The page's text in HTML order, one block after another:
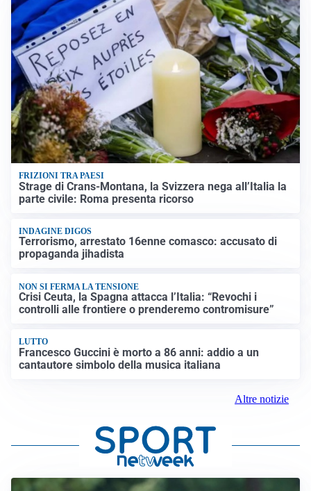
FRIZIONI TRA PAESI
Strage di Crans-Montana, la Svizzera nega all’Italia la
parte civile: Roma presenta ricorso
INDAGINE DIGOS
Terrorismo, arrestato 16enne comasco: accusato di
propaganda jihadista
NON SI FERMA LA TENSIONE
Crisi Ceuta, la Spagna attacca l’Italia: “Revochi i
controlli alle frontiere o prenderemo contromisure”
LUTTO
Francesco Guccini è morto a 86 anni: addio a un
cantautore simbolo della musica italiana
Altre notizie